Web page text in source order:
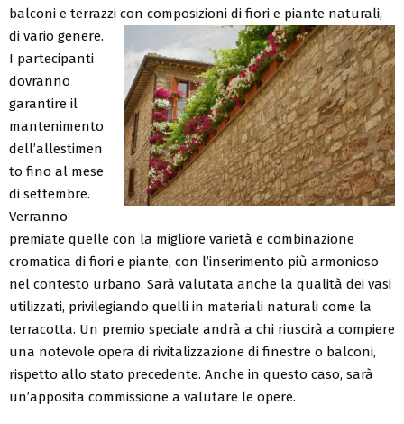
balconi e terrazzi con composizioni di fiori e piante naturali,
di vario genere.
I partecipanti
dovranno
garantire il
mantenimento
dell’allestimen
to fino al mese
di settembre.
Verranno
premiate quelle con la migliore varietà e combinazione
cromatica di fiori e piante, con l’inserimento più armonioso
nel contesto urbano. Sarà valutata anche la qualità dei vasi
utilizzati, privilegiando quelli in materiali naturali come la
terracotta. Un premio speciale andrà a chi riuscirà a compiere
una notevole opera di rivitalizzazione di finestre o balconi,
rispetto allo stato precedente. Anche in questo caso, sarà
un’apposita commissione a valutare le opere.